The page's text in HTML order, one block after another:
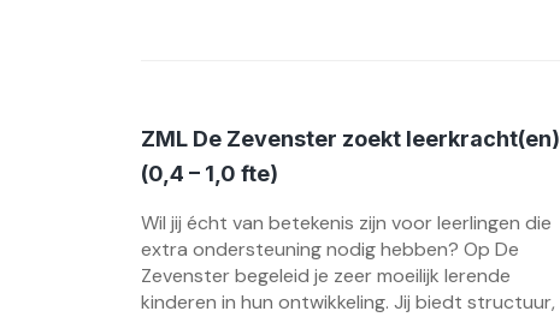
ZML De Zevenster zoekt leerkracht(en)
(0,4 – 1,0 fte)
Wil jij écht van betekenis zijn voor leerlingen die
extra ondersteuning nodig hebben? Op De
Zevenster begeleid je zeer moeilijk lerende
kinderen in hun ontwikkeling. Jij biedt structuur,